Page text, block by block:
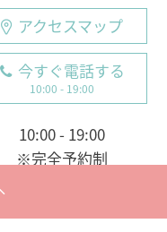
アクセスマップ
今すぐ電話する
10:00 - 19:00
10:00 - 19:00
※完全予約制
8月19日（水）